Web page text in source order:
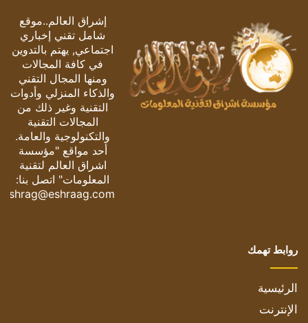
إشراق العالم..موقع
شامل تقني إخباري
اجتماعي, يهتم بالتدوين
في كافة المجالات
ومنها المجال التقني
والذكاء المنزلي وأدوات
التقنية وغير ذلك من
المجالات التقنية
والتكنولوجية والعامة.
أحد مواقع "مؤسسة
اشراق العالم لتقنية
المعلومات" اتصل بنا:
eshrag@eshraag.com
روابط تهمك
الرئيسية
الإنترنت